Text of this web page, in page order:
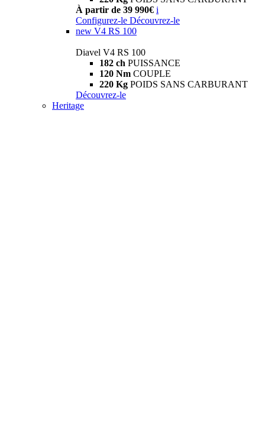
À partir de 39 990€ i
Configurez-le Découvrez-le
new V4 RS 100
Diavel V4 RS 100
182 ch PUISSANCE
120 Nm COUPLE
220 Kg POIDS SANS CARBURANT
Découvrez-le
Heritage